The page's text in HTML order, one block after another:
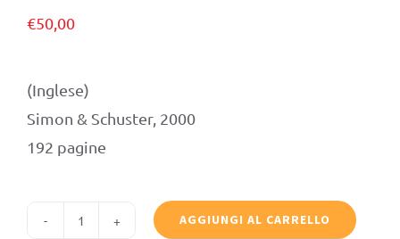
€50,00
(Inglese)
Simon & Schuster, 2000
192 pagine
AGGIUNGI AL CARRELLO